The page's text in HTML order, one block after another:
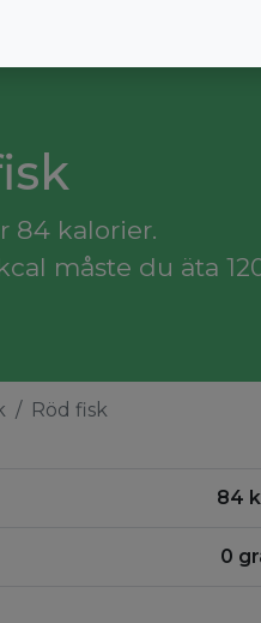
84 kalorier.
måste du äta
Röd fisk
84
0